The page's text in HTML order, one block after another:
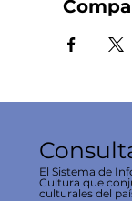
El Sistema de
Cultura que
culturales del